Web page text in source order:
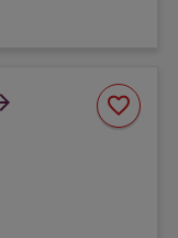
favorite
Spara
som